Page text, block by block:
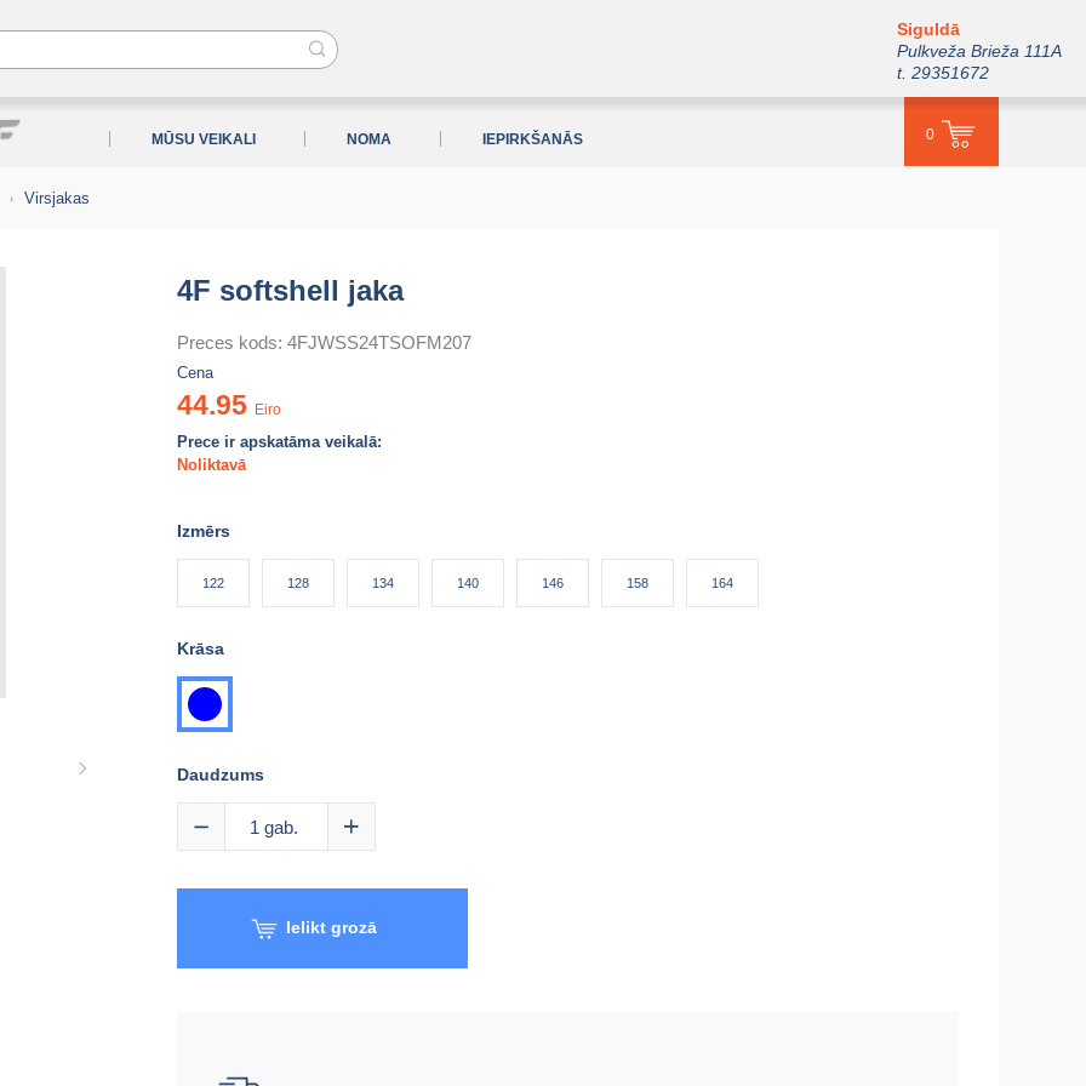
Siguldā
Pulkveža Brieža 111A
t. 29351672
MŪSU VEIKALI NOMA IEPIRKŠANĀS 0
Virsjakas
4F softshell jaka
Preces kods: 4FJWSS24TSOFM207
Cena
44.95 Eiro
Prece ir apskatāma veikalā:
Noliktavā
Izmērs
122 128 134 140 146 158 164
Krāsa
zila
Daudzums
1 gab.
Ielikt grozā